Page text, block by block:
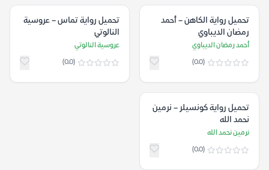
تحميل رواية الكاهن – أحمد
رمضان الديباوي
أحمد رمضان الديباوي
(0.0)
تحميل رواية تماس – عروسية
النالوتي
عروسية النالوتي
(0.0)
تحميل رواية كونسيلر – نرمين
نحمد الله
نرمين نحمد الله
(0.0)